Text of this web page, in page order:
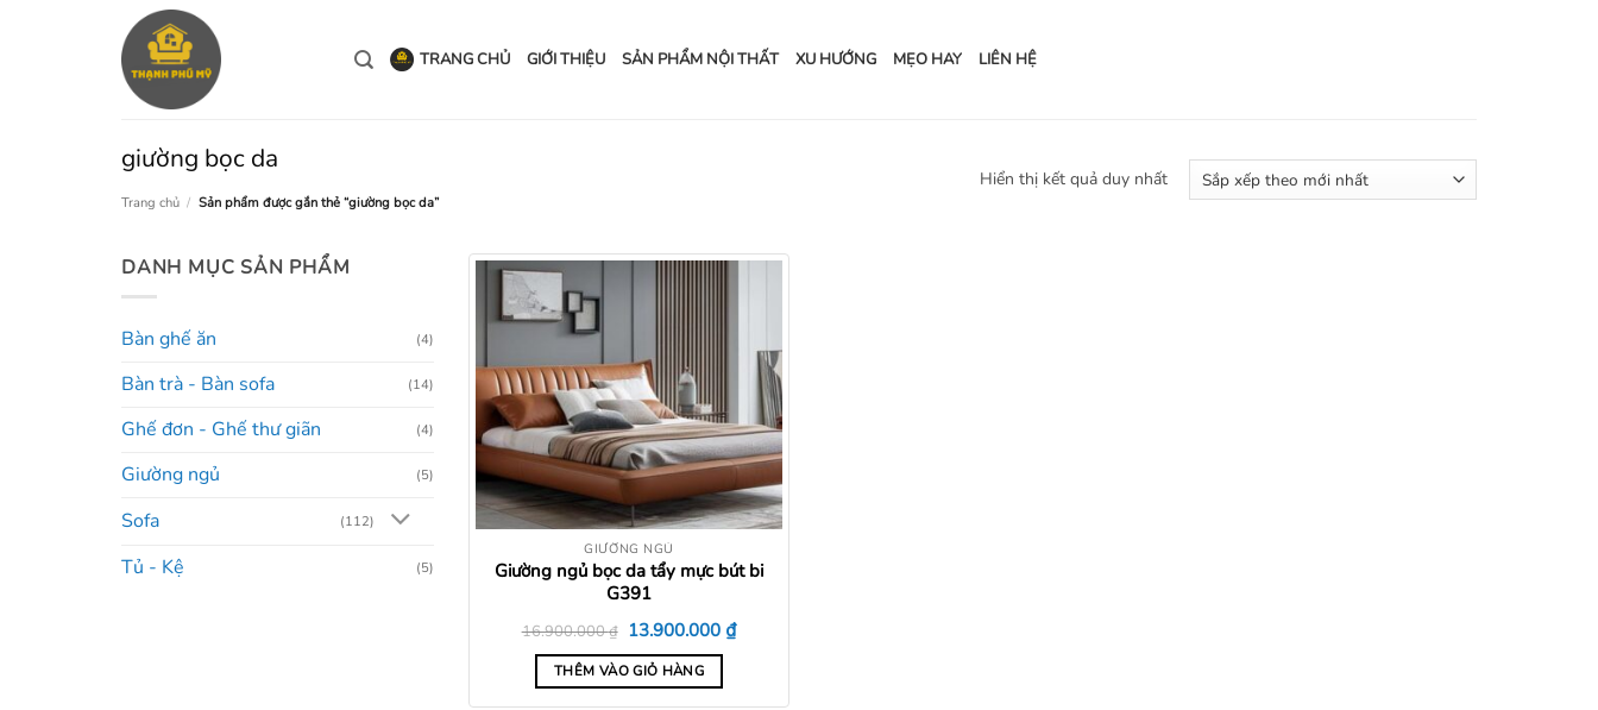
TRANG CHỦ GIỚI THIỆU SẢN PHẨM NỘI THẤT XU HƯỚNG MẸO HAY LIÊN HỆ
giường bọc da
Trang chủ / Sản phẩm được gắn thẻ “giường bọc da”
Hiển thị kết quả duy nhất
DANH MỤC SẢN PHẨM
Bàn ghế ăn (4)
Bàn trà - Bàn sofa (14)
Ghế đơn - Ghế thư giãn (4)
Giường ngủ (5)
Sofa (112)
Tủ - Kệ (5)
GIƯỜNG NGỦ
Giường ngủ bọc da tẩy mực bút bi
G391
16.900.000₫ Giá
gốc
là:
16.900.000 ₫.
13.900.000 ₫Giá
hiện
THÊM VÀO GIỎ HÀNG